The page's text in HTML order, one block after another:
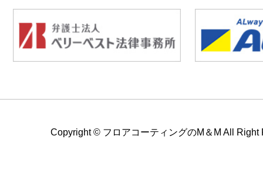
Copyright © フロアコーティングのM＆M All Right